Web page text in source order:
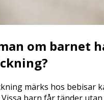
om barnet
märks hos bebisar